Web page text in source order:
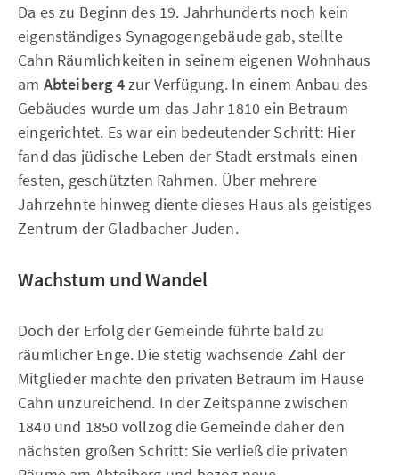
Da es zu Beginn des 19. Jahrhunderts noch kein
eigenständiges Synagogengebäude gab, stellte
Cahn Räumlichkeiten in seinem eigenen Wohnhaus
am Abteiberg 4zur Verfügung. In einem Anbau des
Gebäudes wurde um das Jahr 1810 ein Betraum
eingerichtet. Es war ein bedeutender Schritt: Hier
fand das jüdische Leben der Stadt erstmals einen
festen, geschützten Rahmen. Über mehrere
Jahrzehnte hinweg diente dieses Haus als geistiges
Zentrum der Gladbacher Juden.
Wachstum und Wandel
Doch der Erfolg der Gemeinde führte bald zu
räumlicher Enge. Die stetig wachsende Zahl der
Mitglieder machte den privaten Betraum im Hause
Cahn unzureichend. In der Zeitspanne zwischen
1840 und 1850 vollzog die Gemeinde daher den
nächsten großen Schritt: Sie verließ die privaten